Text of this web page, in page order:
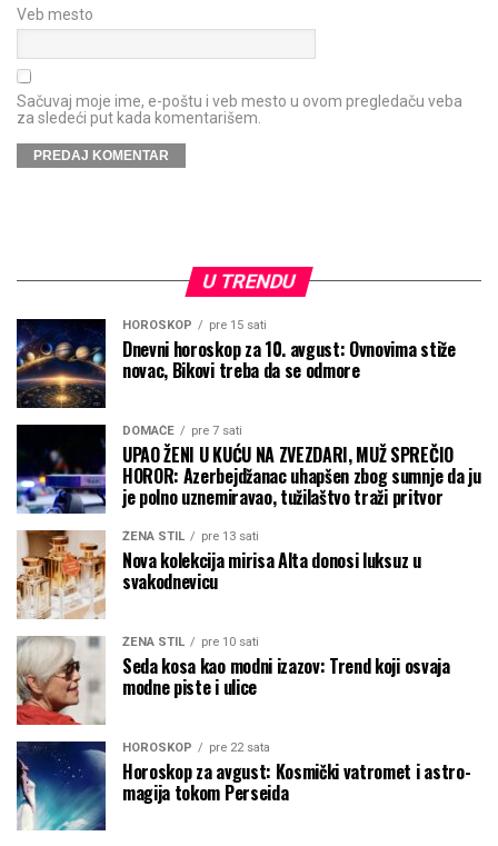
Veb mesto
Sačuvaj moje ime, e-poštu i veb mesto u ovom pregledaču veba
za sledeći put kada komentarišem.
U TRENDU
HOROSKOP pre 15 sati
Dnevni horoskop za 10. avgust: Ovnovima stiže
novac, Bikovi treba da se odmore
DOMAĆE pre 7 sati
UPAO ŽENI U KUĆU NA ZVEZDARI, MUŽ SPREČIO
HOROR: Azerbejdžanac uhapšen zbog sumnje da ju
je polno uznemiravao, tužilaštvo traži pritvor
ŽENA STIL pre 13 sati
Nova kolekcija mirisa Alta donosi luksuz u
svakodnevicu
ŽENA STIL pre 10 sati
Seda kosa kao modni izazov: Trend koji osvaja
modne piste i ulice
HOROSKOP pre 22 sata
Horoskop za avgust: Kosmički vatromet i astro-
magija tokom Perseida